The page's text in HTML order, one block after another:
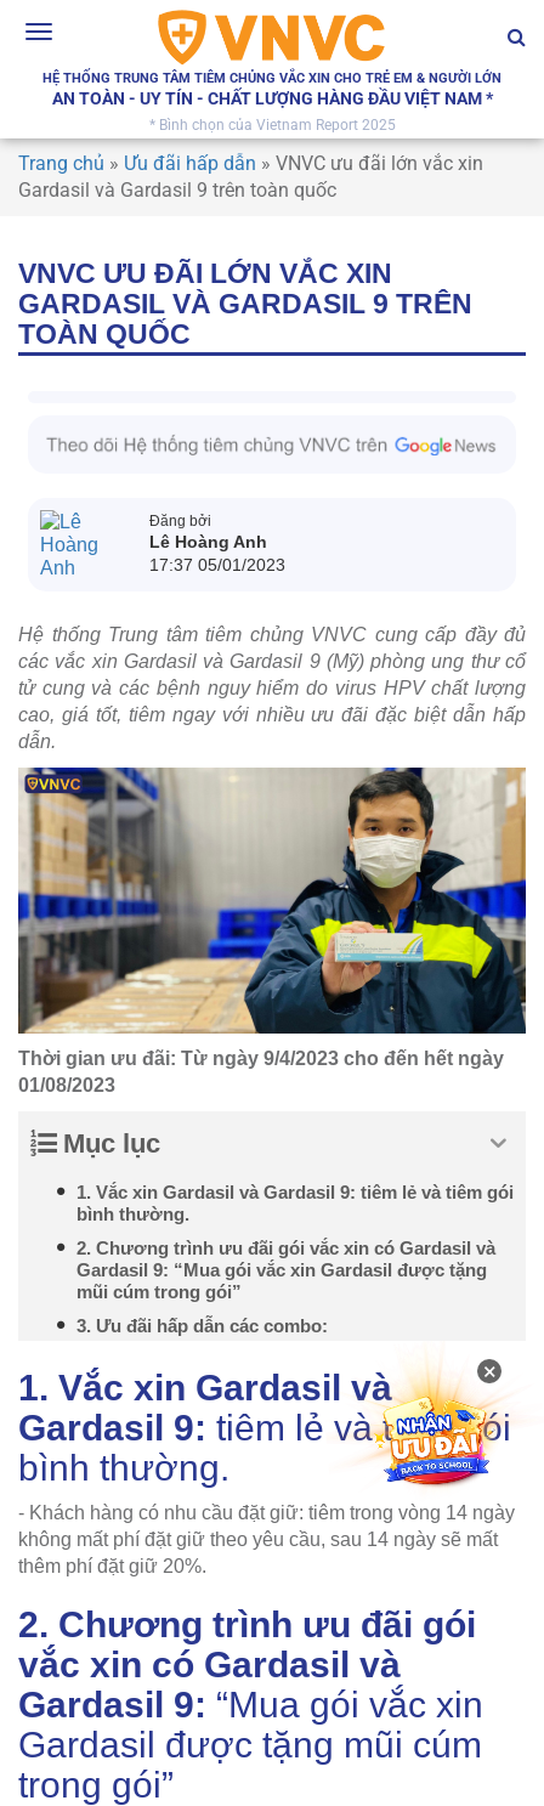
Toggle
HỆ THỐNG TRUNG TÂM TIÊM CHỦNG VẮC XIN CHO TRẺ EM & NGƯỜI LỚN
AN TOÀN - UY TÍN - CHẤT LƯỢNG HÀNG ĐẦU VIỆT NAM *
* Bình chọn của Vietnam Report 2025
Trang chủ » Ưu đãi hấp dẫn » VNVC ưu đãi lớn vắc xin
Gardasil và Gardasil 9 trên toàn quốc
VNVC ƯU ĐÃI LỚN VẮC XIN
GARDASIL VÀ GARDASIL 9 TRÊN
TOÀN QUỐC
Đăng bởi
Lê Hoàng Anh
17:37 05/01/2023
Hệ thống Trung tâm tiêm chủng VNVC cung cấp đầy đủ
các vắc xin Gardasil và Gardasil 9 (Mỹ) phòng ung thư cổ
tử cung và các bệnh nguy hiểm do virus HPV chất lượng
cao, giá tốt, tiêm ngay với nhiều ưu đãi đặc biệt dẫn hấp
dẫn.
Thời gian ưu đãi: Từ ngày 9/4/2023 cho đến hết ngày
01/08/2023
Mục lục
1. Vắc xin Gardasil và Gardasil 9: tiêm lẻ và tiêm gói
bình thường.
2. Chương trình ưu đãi gói vắc xin có Gardasil và
Gardasil 9: “Mua gói vắc xin Gardasil được tặng
mũi cúm trong gói”
3. Ưu đãi hấp dẫn các combo:
1. Vắc xin Gardasil và
Gardasil 9: tiêm lẻ và tiêm gói
bình thường.
- Khách hàng có nhu cầu đặt giữ: tiêm trong vòng 14 ngày
không mất phí đặt giữ theo yêu cầu, sau 14 ngày sẽ mất
thêm phí đặt giữ 20%.
2. Chương trình ưu đãi gói
vắc xin có Gardasil và
Gardasil 9: “Mua gói vắc xin
Gardasil được tặng mũi cúm
trong gói”
×